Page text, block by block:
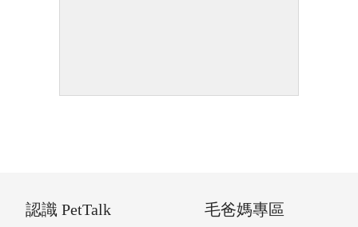
認識 PetTalk 毛爸媽專區